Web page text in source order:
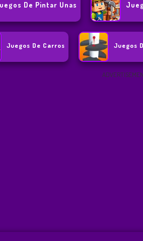
De Pintar Unas
Juegos De Carros Juegos